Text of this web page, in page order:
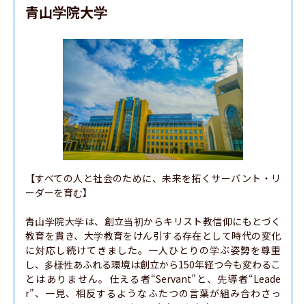
青山学院大学
【すべての人と社会のために、未来を拓くサーバント・リ
ーダーを育む】
青山学院大学は、創立当初からキリスト教信仰にもとづく
教育を貫き、大学教育をけん引する存在として時代の変化
に対応し続けてきました。一人ひとりの学ぶ姿勢を尊重
し、多様性あふれる環境は創立から150年経つ今も変わるこ
とはありません。仕える者“Servant”と、先導者“Leade
r”、一見、相反するようなふたつの言葉が組み合わさっ